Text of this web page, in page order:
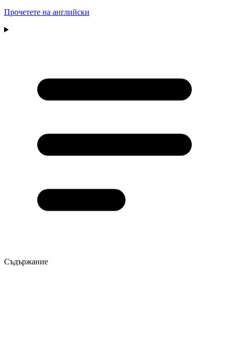
Прочетете на английски
Съдържание